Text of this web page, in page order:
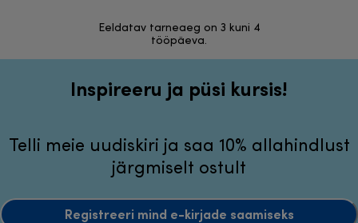
Eeldatav tarneaeg on 3 kuni 4
tööpäeva.
Inspireeru ja püsi kursis!
Telli meie uudiskiri ja saa 10% allahindlust
järgmiselt ostult
Registreeri mind e-kirjade saamiseks